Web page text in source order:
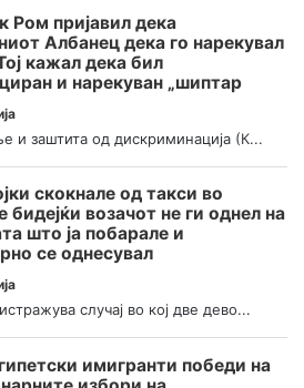
Ром пријавил дека
Албанец дека го нарекувал
кажал дека бил
и нарекуван „шиптар
и заштита од дискриминација (К...
скокнале од такси во
возачот не ги однел на
што ја побарале и
се однесувал
случај во кој две дево...
имигранти победи на